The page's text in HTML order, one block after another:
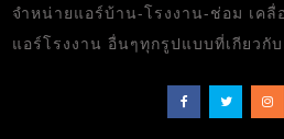
จำหน่ายแอร์บ้าน-โรงงาน-ช่อม เค
แอร์โรงงาน อื่นๆทุกรูปแบบที่เกียวกั